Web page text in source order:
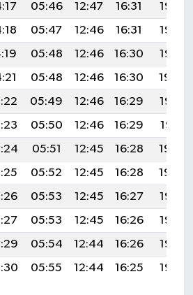
05:46 12:47 16:31
19:37
05:47 12:46 16:31
19:36
05:48 12:46 16:30
19:35
05:48 12:46 16:30
19:34
05:49 12:46 16:29
19:32
05:50 12:46 16:29
19:31
05:51 12:45 16:28
19:30
05:52 12:45 16:28
19:29
05:53 12:45 16:27
19:27
05:53 12:45 16:26
19:26
05:54 12:44 16:26
19:25
05:55 12:44 16:25 19:23